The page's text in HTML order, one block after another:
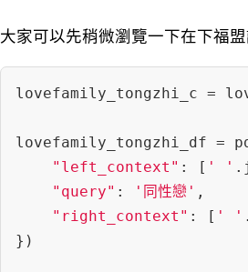
大家可以先稍微瀏覽一下在下福
lovefamily_tongzhi_c =
lovefamily_tongzhi_df =
"left_context" : [ ' '
"query" : '同性戀' ,
"right_context" : [ ' '
})